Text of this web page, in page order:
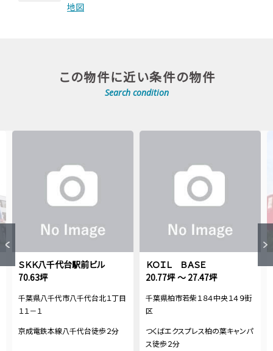
地図
この物件に近い条件の物件
Search condition
ＳＫＫ八千代台駅前ビル
70.63坪
千葉県八千代市八千代台北１丁目
１１－１
京成電鉄本線八千代台徒歩２分
ＫＯＩＬ ＢＡＳＥ
20.77坪 ～ 27.47坪
千葉県柏市若柴１８４中央１４９街
区
つくばエクスプレス柏の葉キャンパ
ス徒歩２分